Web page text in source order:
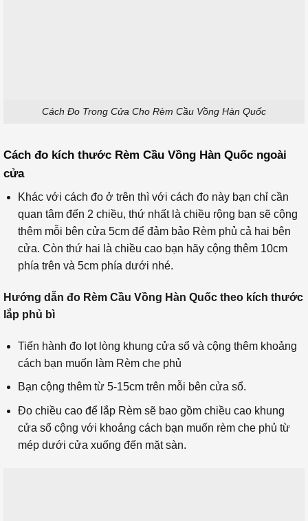
Cách Đo Trong Cửa Cho Rèm Cầu Vồng Hàn Quốc
Cách đo kích thước Rèm Cầu Vồng Hàn Quốc ngoài
cửa
Khác với cách đo ở trên thì với cách đo này bạn chỉ cần
quan tâm đến 2 chiều, thứ nhất là chiều rộng bạn sẽ cộng
thêm mỗi bên cửa 5cm để đảm bảo Rèm phủ cả hai bên
cửa. Còn thứ hai là chiều cao bạn hãy cộng thêm 10cm
phía trên và 5cm phía dưới nhé.
Hướng dẫn đo Rèm Cầu Vồng Hàn Quốc theo kích thước
lắp phủ bì
Tiến hành đo lọt lòng khung cửa sổ và cộng thêm khoảng
cách bạn muốn làm Rèm che phủ
Bạn cộng thêm từ 5-15cm trên mỗi bên cửa sổ.
Đo chiều cao để lắp Rèm sẽ bao gồm chiều cao khung
cửa sổ cộng với khoảng cách bạn muốn rèm che phủ từ
mép dưới cửa xuống đến mặt sàn.